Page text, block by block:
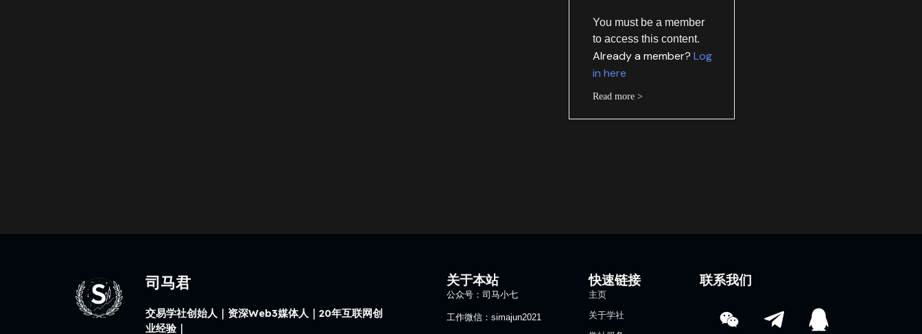
You must be a member
to access this content.
Already a member?Log
in here
Read more >
司马君
交易学社创始人｜资深Web3媒体人｜20年互联网创
业经验｜
关于本站
公众号：司马小七
工作微信：simajun2021
快速链接
主页
关于学社
联系我们